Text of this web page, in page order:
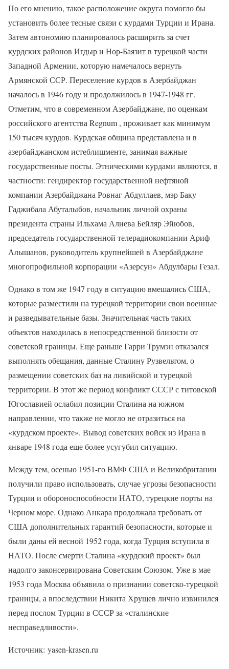
По его мнению, такое расположение округа помогло бы
установить более тесные связи с курдами Турции и Ирана.
Затем автономию планировалось расширить за счет
курдских районов Игдыр и Нор-Баязит в турецкой части
Западной Армении, которую намечалось вернуть
Армянской ССР. Переселение курдов в Азербайджан
началось в 1946 году и продолжилось в 1947-1948 гг.
Отметим, что в современном Азербайджане, по оценкам
российского агентства Regnum , проживает как минимум
150 тысяч курдов. Курдская община представлена и в
азербайджанском истеблишменте, занимая важные
государственные посты. Этническими курдами являются, в
частности: гендиректор государственной нефтяной
компании Азербайджана Ровнаг Абдуллаев, мэр Баку
Гаджибала Абуталыбов, начальник личной охраны
президента страны Ильхама Алиева Бейляр Эйюбов,
председатель государственной телерадиокомпании Ариф
Алышанов, руководитель крупнейшей в Азербайджане
многопрофильной корпорации «Азерсун» Абдулбары Гезал.
Однако в том же 1947 году в ситуацию вмешались США,
которые разместили на турецкой территории свои военные
и разведывательные базы. Значительная часть таких
объектов находилась в непосредственной близости от
советской границы. Еще раньше Гарри Трумэн отказался
выполнять обещания, данные Сталину Рузвельтом, о
размещении советских баз на ливийской и турецкой
территории. В этот же период конфликт СССР с титовской
Югославией ослабил позиции Сталина на южном
направлении, что также не могло не отразиться на
«курдском проекте». Вывод советских войск из Ирана в
январе 1948 года еще более усугубил ситуацию.
Между тем, осенью 1951-го ВМФ США и Великобритании
получили право использовать, случае угрозы безопасности
Турции и обороноспособности НАТО, турецкие порты на
Черном море. Однако Анкара продолжала требовать от
США дополнительных гарантий безопасности, которые и
были даны ей весной 1952 года, когда Турция вступила в
НАТО. После смерти Сталина «курдский проект» был
надолго законсервирована Советским Союзом. Уже в мае
1953 года Москва объявила о признании советско-турецкой
границы, а впоследствии Никита Хрущев лично извинился
перед послом Турции в СССР за «сталинские
несправедливости».
Источник: yasen-krasen.ru